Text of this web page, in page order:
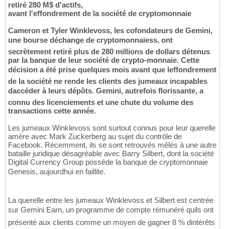
retiré 280 M$ d'actifs,
avant l'effondrement de la société de cryptomonnaie
Cameron et Tyler Winklevoss, les cofondateurs de Gemini,
une bourse déchange de cryptomonnaiess, ont
secrètement retiré plus de 280 millions de dollars détenus
par la banque de leur société de crypto-monnaie. Cette
décision a été prise quelques mois avant que leffondrement
de la société ne rende les clients des jumeaux incapables
daccéder à leurs dépôts. Gemini, autrefois florissante, a
connu des licenciements et une chute du volume des
transactions cette année.
Les jumeaux Winklevoss sont surtout connus pour leur querelle
amère avec Mark Zuckerberg au sujet du contrôle de
Facebook. Récemment, ils se sont retrouvés mêlés à une autre
bataille juridique désagréable avec Barry Silbert, dont la société
Digital Currency Group possède la banque de cryptomonnaie
Genesis, aujourdhui en faillite.
La querelle entre les jumeaux Winklevoss et Silbert est centrée
sur Gemini Earn, un programme de compte rémunéré quils ont
présenté aux clients comme un moyen de gagner 8 % dintérêts